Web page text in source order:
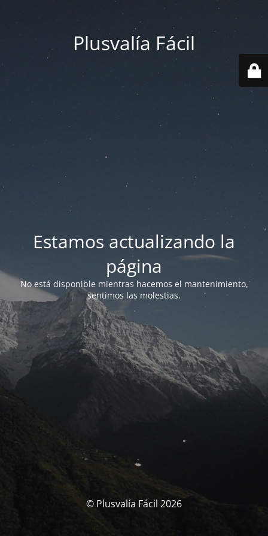
Plusvalía Fácil
Estamos actualizando la
página
No está disponible mientras hacemos el mantenimiento,
sentimos las molestias.
© Plusvalía Fácil 2026